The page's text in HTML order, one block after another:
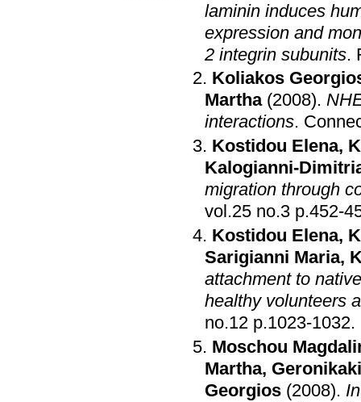
laminin induces
expression and
2 integrin subunits.
Koliakos
Martha (2008).
interactions.
Kostidou Elena,
Kalogianni-
migration through
vol.25 no.3
Kostidou Elena,
Sarigianni Maria,
attachment to
healthy volunteers
no.12 p.1023-1032.
Moschou
Martha,
Georgios (2008).